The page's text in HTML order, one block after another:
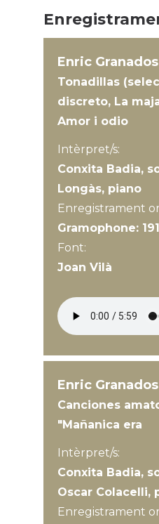
Enric Granados
Tonadillas
discreto, La
Amor i odio
Intèrpret/s:
Conxita Badia,
Longàs, piano
Enregistrament
Gramophone:
Font:
Joan Vilà
Enric Granados
Canciones
"Mañanica era
Intèrpret/s:
Conxita Badia,
Oscar Colacelli,
Enregistrament